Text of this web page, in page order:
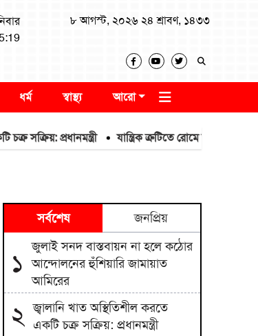
৮ আগস্ট, ২০২৬ ২৪ শ্রাবণ, ১৪৩৩
ধর্ম স্বাস্থ্য আরো
প্রধানমন্ত্রী যান্ত্রিক ত্রুটিতে রোমে আটকা বিমান, ঢাকা
সর্বশেষ জনপ্রিয়
১
জুলাই সনদ বাস্তবায়ন না হলে কঠোর
আন্দোলনের হুঁশিয়ারি জামায়াত
আমিরের
২ জ্বালানি খাত অস্থিতিশীল করতে
একটি চক্র সক্রিয়: প্রধানমন্ত্রী